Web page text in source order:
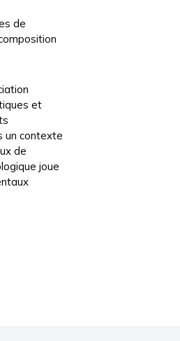
de
et
un contexte
de
joue